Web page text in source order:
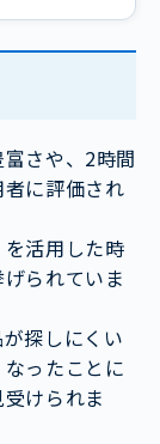
さや、2時間
に評価され
活用した時
られていま
探しにくい
ったことに
けられま